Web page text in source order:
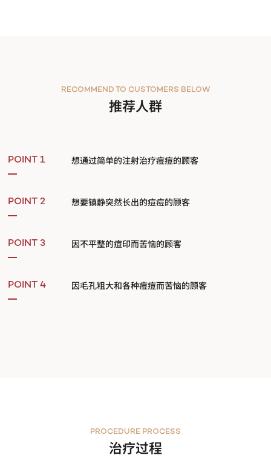
推荐人群
RECOMMEND TO CUSTOMERS BELOW
POINT 1 想通过简单的注射治疗痘痘的顾客
POINT 2 想要镇静突然长出的痘痘的顾客
POINT 3 因不平整的痘印而苦恼的顾客
POINT 4 因毛孔粗大和各种痘痘而苦恼的顾客
治疗过程
PROCEDURE PROCESS